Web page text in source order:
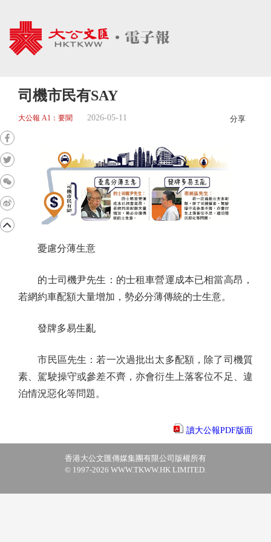
司機市民有SAY
大公報 A1：要聞 2026-05-11 分享
憂慮分薄生意
的士司機尹先生：的士租車營運成本已相當高昂，
若網約車配額大量增加，勢必分薄傳統的士生意。
發牌多易生亂
市民區先生：若一次過批出太多配額，除了司機質
素、駕駛操守或參差不齊，亦會衍生上落客位不足、違
泊情況惡化等問題。
讀大公報PDF版面
香港大公文匯傳媒集團有限公司版權所有
© 1997-2026 WWW.TKWW.HK LIMITED.